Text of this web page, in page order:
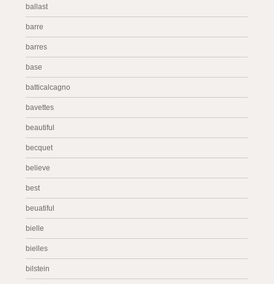
ballast
barre
barres
base
batticalcagno
bavettes
beautiful
becquet
believe
best
beuatiful
bielle
bielles
bilstein